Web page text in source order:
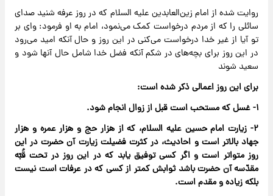
روایت شده از امام زین‌العابدین علیه السلام که در روز عرفه شنید صدای
سائلی را که از مردم درخواست کمک می‌نمود، امام به او فرمود: وای بر
تو آیا از غیر خدا درخواست می‌کنی در این روز و حال آنکه امید می‌رود
در این روز برای بچه‌های در شکم آنکه فضل خدا شامل حال آنها شود و
سعید شوند
برای این روز اعمالی ذکر شده است:
۱- غسل که مستحب است قبل از زوال انجام شود.
۲- زیارت امام حسین علیه السلام، که از هزار حج و هزار عمره و هزار
جهاد بالاتر است و احادیث، در کثرت فضیلت زیارت آن حضرت در این
روز متواتر است و اگر کسی توفیق یابد که در این روز در تحت قُبّه
مقدّسه آن حضرت باشد ثوابش کمتر از کسی که در عرفات است نیست
بلکه زیاده و مقدم است.